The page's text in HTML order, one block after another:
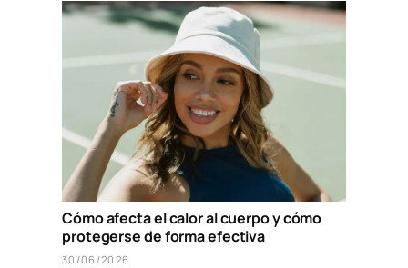
Cómo afecta el calor al cuerpo y cómo
protegerse de forma efectiva
30/06/2026